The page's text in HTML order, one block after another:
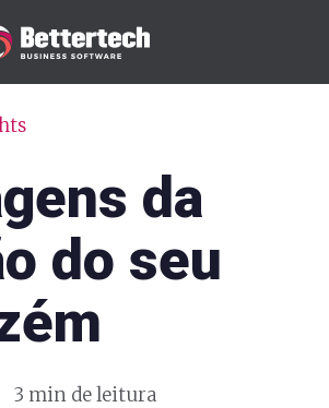
da
do seu
3 min de leitura